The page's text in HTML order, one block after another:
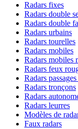
Radars fixes
Radars double
Radars double
Radars urbains
Radars tourelles
Radars mobiles
Radars mobiles
Radars feux
Radars
Radars tronçons
Radars
Radars leurres
Modèles de
Faux radars